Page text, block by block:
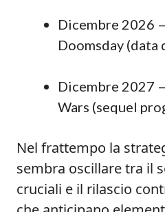
Dicembre 2026
Doomsday (data
Dicembre 2027
Wars (sequel
Nel frattempo la
sembra oscillare tra il
cruciali e il rilascio